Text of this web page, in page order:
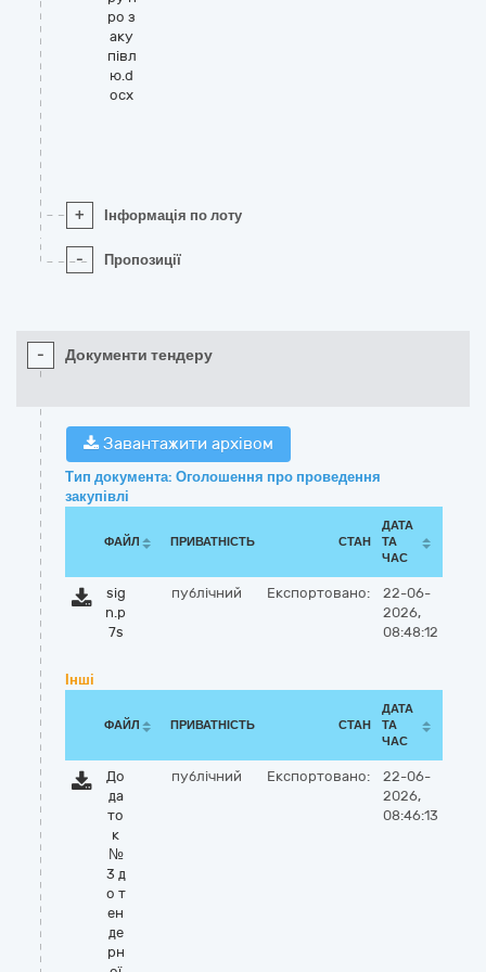
ро з
аку
півл
ю.d
ocx
+ Інформація по лоту
- Пропозиції
- Документи тендеру
Завантажити архівом
Тип документа: Оголошення про проведення
закупівлі
ФАЙЛ ПРИВАТНІСТЬ СТАН
ДАТА
ТА
ЧАС
sig
n.p
7s
публічний Експортовано:
22-06-
2026,
08:48:12
Інші
ФАЙЛ ПРИВАТНІСТЬ СТАН
ДАТА
ТА
ЧАС
До
да
то
к
№
3 д
о т
ен
де
рн
публічний Експортовано:
22-06-
2026,
08:46:13